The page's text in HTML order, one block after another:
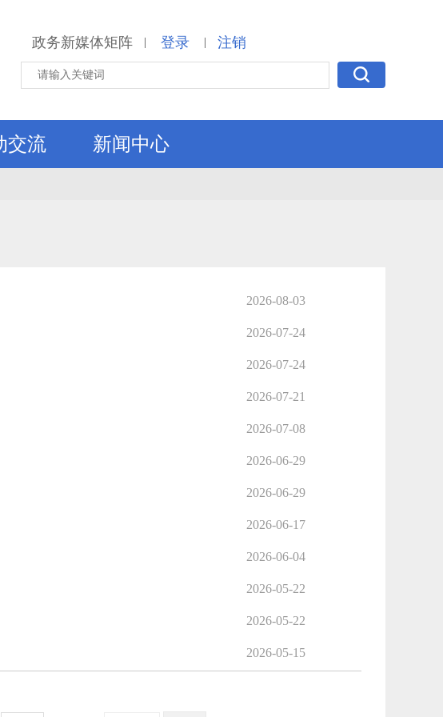
政务新媒体矩阵 | 登录 | 注销
交流 新闻中心
2026-08-03
2026-07-24
2026-07-24
2026-07-21
2026-07-08
2026-06-29
2026-06-29
2026-06-17
2026-06-04
2026-05-22
2026-05-22
2026-05-15